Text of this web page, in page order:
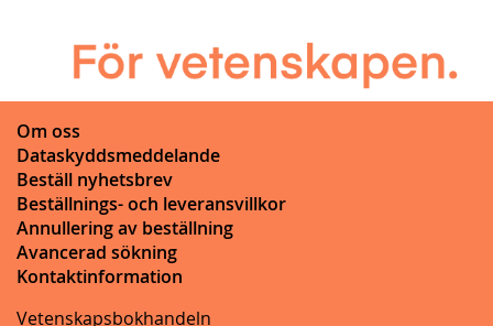
Om oss
Dataskyddsmeddelande
Beställ nyhetsbrev
Beställnings- och leveransvillkor
Annullering av beställning
Avancerad sökning
Kontaktinformation
Vetenskapsbokhandeln